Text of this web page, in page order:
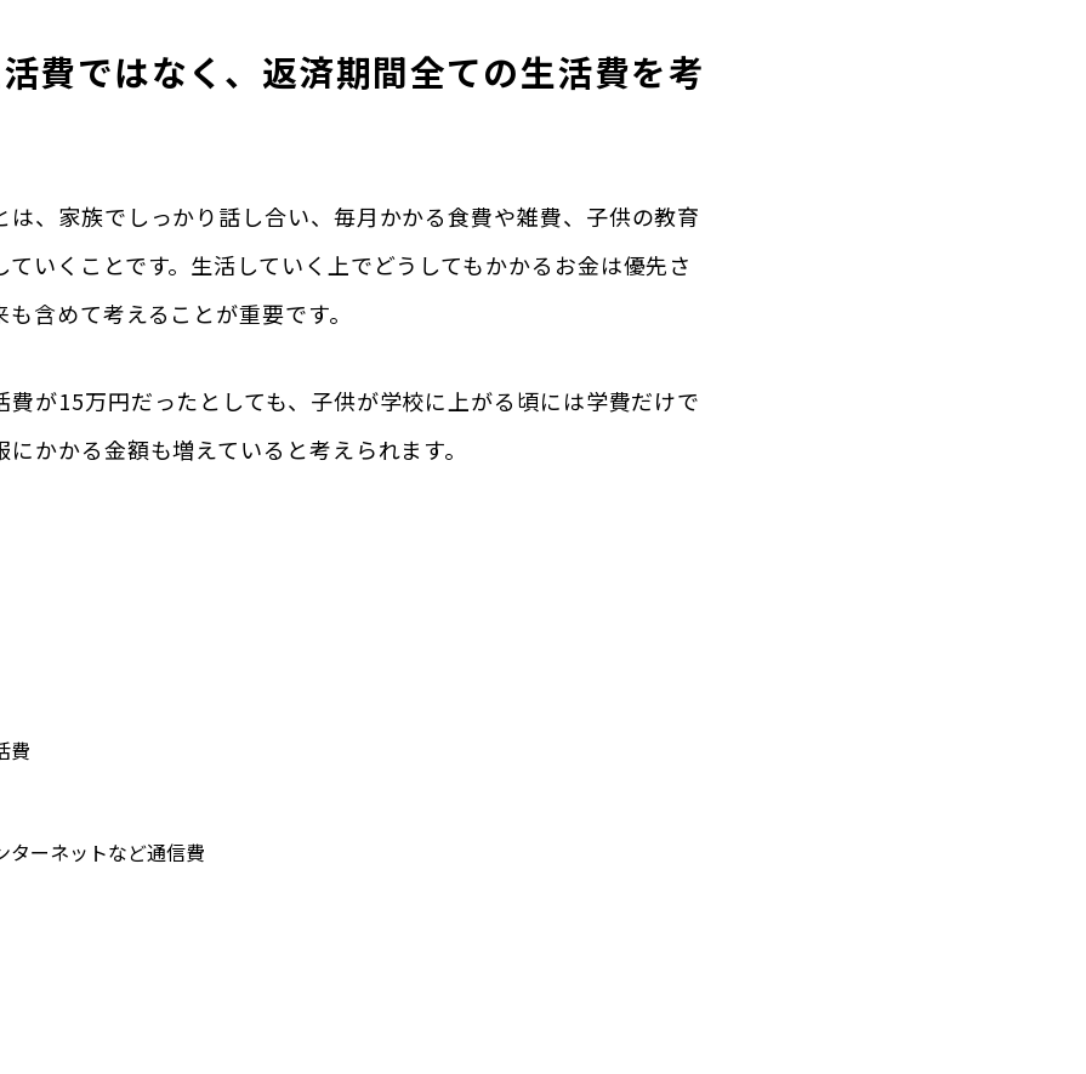
費ではなく、返済期間全ての生活費を考
は、家族でしっかり話し合い、毎月かかる食費や雑費、子供の教育
ていくことです。生活していく上でどうしてもかかるお金は優先さ
含めて考えることが重要です。
費が15万円だったとしても、 子供が学校に上がる頃には学費だけで
にかかる金額も増えていると考えられます。
費
ターネットなど通信費